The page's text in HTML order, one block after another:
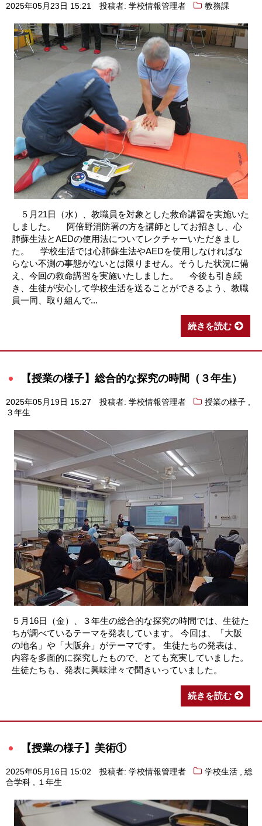
2025年05月23日 15:21 投稿者: 学校情報管理者 教務課
５月21日（水）、教職員を対象とした救命講習を実施いた
しました。 阿倍野消防署の方を講師としてお招きし、心
肺蘇生法とAEDの使用法についてレクチャーいただきまし
た。 学校生活では心肺蘇生法やAEDを使用しなければな
らない不測の事態がないとは限りません。そうした状況に備
え、今回の救命講習を実施いたしました。 今後も引き続
き、生徒が安心して学校生活を送ることができるよう、教職
員一同、取り組んで...
続きを読む
【授業の様子】総合的な探究の時間（３年生）
2025年05月19日 15:27 投稿者: 学校情報管理者 授業の様子
３年生
５月16日（金）、３年生の総合的な探究の時間では、生徒た
ちが調べているテーマを発表しています。 今回は、「大阪
の地名」や「大阪弁」がテーマです。 生徒たちの発表は、
内容を多面的に探究したもので、とても充実していました。
生徒たちも、発表に興味津々で聞きいっていました。
続きを読む
【授業の様子】美術①
2025年05月16日 15:02 投稿者: 学校情報管理者 学校生活 ,総
合学科
１年生